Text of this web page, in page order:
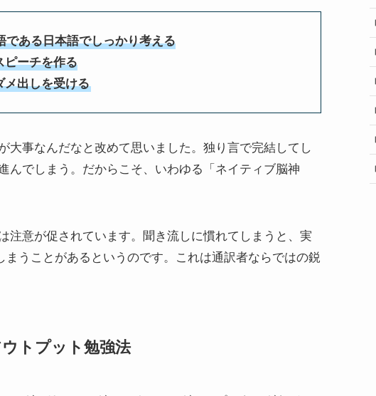
ある日本語でしっかり考える
ピーチを作る
メ出しを受ける
大事なんだなと改めて思いました。独り言で完結してし
んでしまう。だからこそ、いわゆる「ネイティブ脳神
注意が促されています。聞き流しに慣れてしまうと、実
まうことがあるというのです。これは通訳者ならではの鋭
トプット勉強法